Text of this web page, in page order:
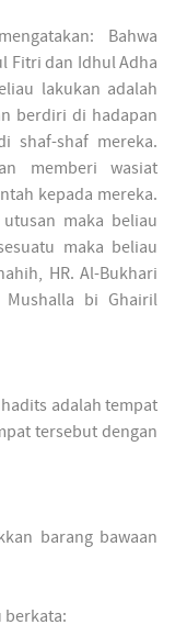
Bahwa
Fitri dan Idhul Adha
lakukan adalah
berdiri di hadapan
shaf-shaf mereka.
memberi wasiat
kepada mereka.
maka beliau
maka beliau
HR. Al-Bukhari
Mushalla bi Ghairil
adalah tempat
tersebut dengan
barang bawaan
berkata: